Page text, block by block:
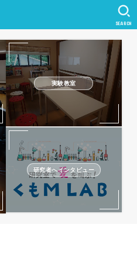
SEARCH
実験教室
研究者へインタビュー